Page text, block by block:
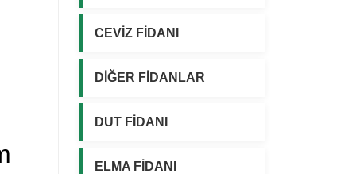
CEVİZ FİDANI
DİĞER FİDANLAR
DUT FİDANI
ELMA FİDANI